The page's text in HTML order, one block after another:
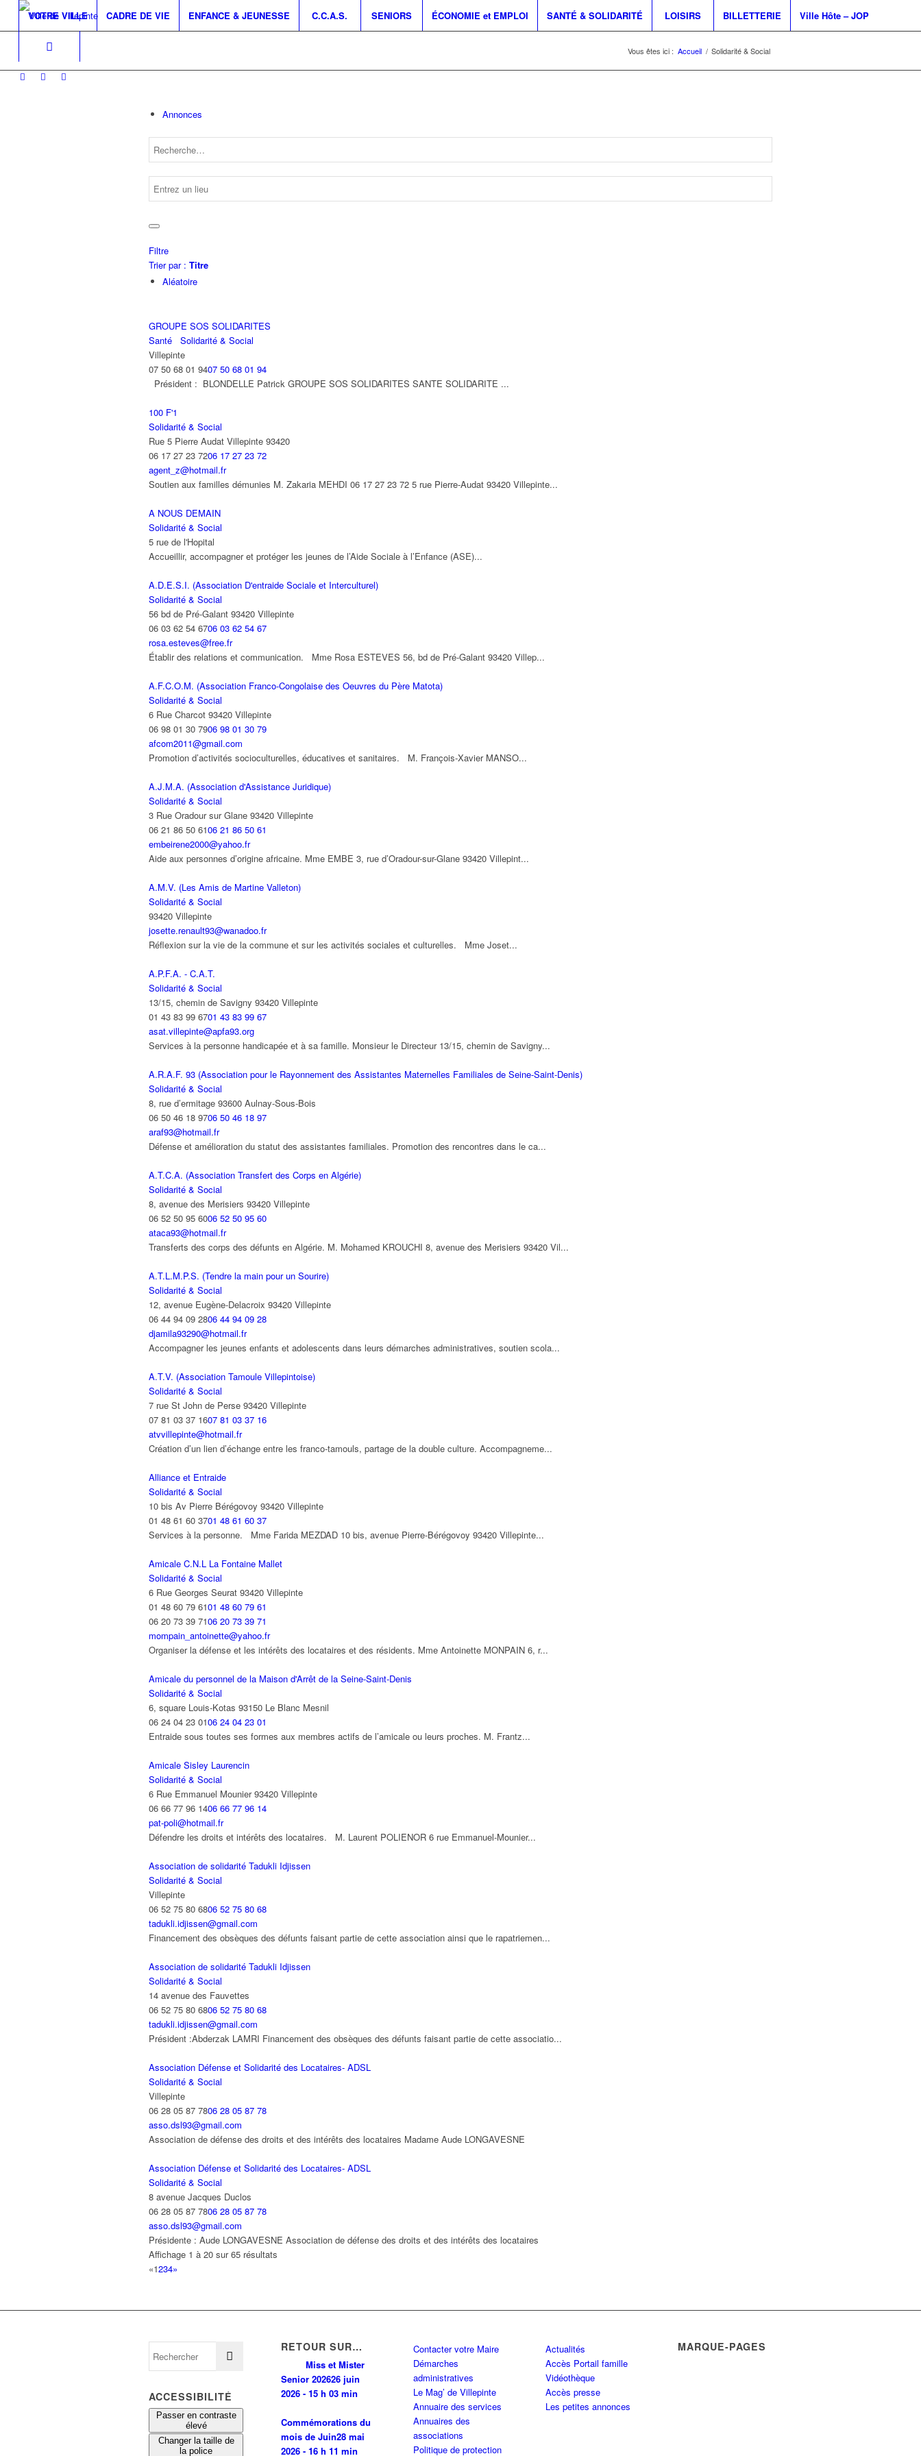
VOTRE VILLE CADRE DE VIE ENFANCE & JEUNESSE C.C.A.S. SENIORS ÉCONOMIE et EMPLOI SANTÉ & SOLIDARITÉ LOISIRS BILLETTERIE Ville Hôte – JOP
Vous êtes ici : Accueil / Solidarité & Social
Annonces
Filtre
Trier par : Titre
Aléatoire
GROUPE SOS SOLIDARITES
Santé
Solidarité & Social
Villepinte
07 50 68 01 9407 50 68 01 94
Président : BLONDELLE Patrick GROUPE SOS SOLIDARITES SANTE SOLIDARITE ...
100 F'1
Solidarité & Social
Rue 5 Pierre Audat Villepinte 93420
06 17 27 23 7206 17 27 23 72
agent_z@hotmail.fr
Soutien aux familles démunies M. Zakaria MEHDI 06 17 27 23 72 5 rue Pierre-Audat 93420 Villepinte...
A NOUS DEMAIN
Solidarité & Social
5 rue de l'Hopital
Accueillir, accompagner et protéger les jeunes de l’Aide Sociale à l’Enfance (ASE)...
A.D.E.S.I. (Association D'entraide Sociale et Interculturel)
Solidarité & Social
56 bd de Pré-Galant 93420 Villepinte
06 03 62 54 6706 03 62 54 67
rosa.esteves@free.fr
Établir des relations et communication. Mme Rosa ESTEVES 56, bd de Pré-Galant 93420 Villep...
A.F.C.O.M. (Association Franco-Congolaise des Oeuvres du Père Matota)
Solidarité & Social
6 Rue Charcot 93420 Villepinte
06 98 01 30 7906 98 01 30 79
afcom2011@gmail.com
Promotion d’activités socioculturelles, éducatives et sanitaires. M. François-Xavier MANSO...
A.J.M.A. (Association d'Assistance Juridique)
Solidarité & Social
3 Rue Oradour sur Glane 93420 Villepinte
06 21 86 50 6106 21 86 50 61
embeirene2000@yahoo.fr
Aide aux personnes d’origine africaine. Mme EMBE 3, rue d’Oradour-sur-Glane 93420 Villepint...
A.M.V. (Les Amis de Martine Valleton)
Solidarité & Social
93420 Villepinte
josette.renault93@wanadoo.fr
Réflexion sur la vie de la commune et sur les activités sociales et culturelles. Mme Joset...
A.P.F.A. - C.A.T.
Solidarité & Social
13/15, chemin de Savigny 93420 Villepinte
01 43 83 99 6701 43 83 99 67
asat.villepinte@apfa93.org
Services à la personne handicapée et à sa famille. Monsieur le Directeur 13/15, chemin de Savigny...
A.R.A.F. 93 (Association pour le Rayonnement des Assistantes Maternelles Familiales de Seine-Saint-Denis)
Solidarité & Social
8, rue d’ermitage 93600 Aulnay-Sous-Bois
06 50 46 18 9706 50 46 18 97
araf93@hotmail.fr
Défense et amélioration du statut des assistantes familiales. Promotion des rencontres dans le ca...
A.T.C.A. (Association Transfert des Corps en Algérie)
Solidarité & Social
8, avenue des Merisiers 93420 Villepinte
06 52 50 95 6006 52 50 95 60
ataca93@hotmail.fr
Transferts des corps des défunts en Algérie. M. Mohamed KROUCHI 8, avenue des Merisiers 93420 Vil...
A.T.L.M.P.S. (Tendre la main pour un Sourire)
Solidarité & Social
12, avenue Eugène-Delacroix 93420 Villepinte
06 44 94 09 2806 44 94 09 28
djamila93290@hotmail.fr
Accompagner les jeunes enfants et adolescents dans leurs démarches administratives, soutien scola...
A.T.V. (Association Tamoule Villepintoise)
Solidarité & Social
7 rue St John de Perse 93420 Villepinte
07 81 03 37 1607 81 03 37 16
atvvillepinte@hotmail.fr
Création d’un lien d’échange entre les franco-tamouls, partage de la double culture. Accompagneme...
Alliance et Entraide
Solidarité & Social
10 bis Av Pierre Bérégovoy 93420 Villepinte
01 48 61 60 3701 48 61 60 37
Services à la personne. Mme Farida MEZDAD 10 bis, avenue Pierre-Bérégovoy 93420 Villepinte...
Amicale C.N.L La Fontaine Mallet
Solidarité & Social
6 Rue Georges Seurat 93420 Villepinte
01 48 60 79 6101 48 60 79 61
06 20 73 39 7106 20 73 39 71
mompain_antoinette@yahoo.fr
Organiser la défense et les intérêts des locataires et des résidents. Mme Antoinette MONPAIN 6, r...
Amicale du personnel de la Maison d'Arrêt de la Seine-Saint-Denis
Solidarité & Social
6, square Louis-Kotas 93150 Le Blanc Mesnil
06 24 04 23 0106 24 04 23 01
Entraide sous toutes ses formes aux membres actifs de l’amicale ou leurs proches. M. Frantz...
Amicale Sisley Laurencin
Solidarité & Social
6 Rue Emmanuel Mounier 93420 Villepinte
06 66 77 96 1406 66 77 96 14
pat-poli@hotmail.fr
Défendre les droits et intérêts des locataires. M. Laurent POLIENOR 6 rue Emmanuel-Mounier...
Association de solidarité Tadukli Idjissen
Solidarité & Social
Villepinte
06 52 75 80 6806 52 75 80 68
tadukli.idjissen@gmail.com
Financement des obsèques des défunts faisant partie de cette association ainsi que le rapatriemen...
Association de solidarité Tadukli Idjissen
Solidarité & Social
14 avenue des Fauvettes
06 52 75 80 6806 52 75 80 68
tadukli.idjissen@gmail.com
Président :Abderzak LAMRI Financement des obsèques des défunts faisant partie de cette associatio...
Association Défense et Solidarité des Locataires- ADSL
Solidarité & Social
Villepinte
06 28 05 87 7806 28 05 87 78
asso.dsl93@gmail.com
Association de défense des droits et des intérêts des locataires Madame Aude LONGAVESNE
Association Défense et Solidarité des Locataires- ADSL
Solidarité & Social
8 avenue Jacques Duclos
06 28 05 87 7806 28 05 87 78
asso.dsl93@gmail.com
Présidente : Aude LONGAVESNE Association de défense des droits et des intérêts des locataires
Affichage 1 à 20 sur 65 résultats
«1234»
ACCESSIBILITÉ
Passer en contraste
élevé
Changer la taille de
la police
RETOUR SUR…
Miss et Mister
Senior 202626 juin
2026 - 15 h 03 min
Commémorations du
mois de Juin28 mai
2026 - 16 h 11 min
Contacter votre Maire
Démarches
administratives
Le Mag’ de Villepinte
Annuaire des services
Annuaires des
associations
Politique de protection
Actualités
Accès Portail famille
Vidéothèque
Accès presse
Les petites annonces
MARQUE-PAGES